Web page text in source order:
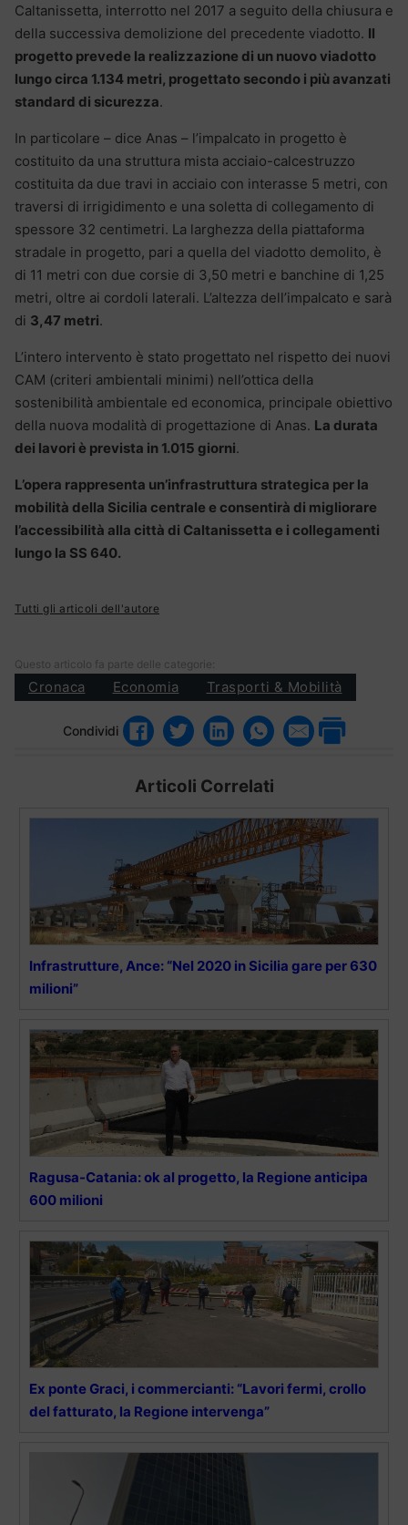
Caltanissetta, interrotto nel 2017 a seguito della chiusura e
della successiva demolizione del precedente viadotto. Il
progetto prevede la realizzazione di un nuovo viadotto
lungo circa 1.134 metri, progettato secondo i più avanzati
standard di sicurezza.
In particolare – dice Anas – l’impalcato in progetto è
costituito da una struttura mista acciaio-calcestruzzo
costituita da due travi in acciaio con interasse 5 metri, con
traversi di irrigidimento e una soletta di collegamento di
spessore 32 centimetri. La larghezza della piattaforma
stradale in progetto, pari a quella del viadotto demolito, è
di 11 metri con due corsie di 3,50 metri e banchine di 1,25
metri, oltre ai cordoli laterali. L’altezza dell’impalcato e sarà
di 3,47 metri.
L’intero intervento è stato progettato nel rispetto dei nuovi
CAM (criteri ambientali minimi) nell’ottica della
sostenibilità ambientale ed economica, principale obiettivo
della nuova modalità di progettazione di Anas. La durata
dei lavori è prevista in 1.015 giorni.
L’opera rappresenta un’infrastruttura strategica per la
mobilità della Sicilia centrale e consentirà di migliorare
l’accessibilità alla città di Caltanissetta e i collegamenti
lungo la SS 640.
Tutti gli articoli dell'autore
Questo articolo fa parte delle categorie:
Cronaca Economia Trasporti & Mobilità
Condividi
Articoli Correlati
Infrastrutture, Ance: “Nel 2020 in Sicilia gare per 630
milioni”
Ragusa-Catania: ok al progetto, la Regione anticipa
600 milioni
Ex ponte Graci, i commercianti: “Lavori fermi, crollo
del fatturato, la Regione intervenga”